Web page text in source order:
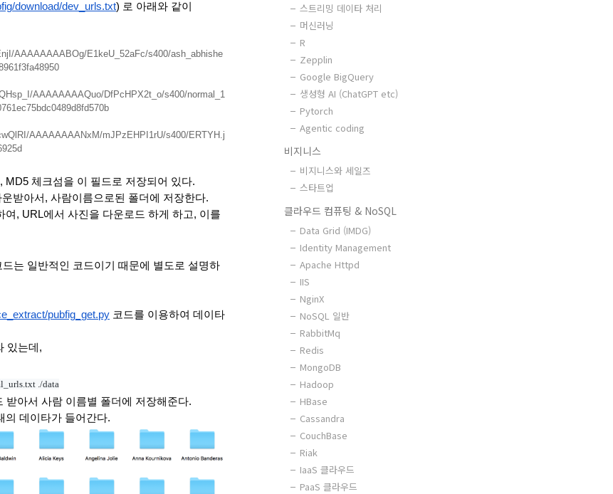
download/dev_urls.txt) 로 아래와 같이
AAAAAAAABOg/E1keU_52aFc/s400/ash_abhishe
AAAAAAAAQuo/DfPcHPX2t_o/s400/normal_1
AAAAAAAANxM/mJPzEHPI1rU/s400/ERTYH.j
체크섬을 이 필드로 저장되어 있다.
받아서, 사람이름으로된 폴더에 저장한다.
, URL에서 사진을 다운로드 하게 하고, 이를
는 일반적인 코드이기 때문에 별도로 설명하
pubfig_get.py 코드를 이용하여 데이타
있는데,
./data
받아서 사람 이름별 폴더에 저장해준다.
의 데이타가 들어간다.
스트리밍 데이타 처리
머신러닝
R
Zepplin
Google BigQuery
생성형 AI (ChatGPT etc)
Pytorch
Agentic coding
비지니스
비지니스와 세일즈
스타트업
클라우드 컴퓨팅 & NoSQL
Data Grid (IMDG)
Identity Management
Apache Httpd
IIS
NginX
NoSQL 일반
RabbitMq
Redis
MongoDB
Hadoop
HBase
Cassandra
CouchBase
Riak
IaaS 클라우드
PaaS 클라우드